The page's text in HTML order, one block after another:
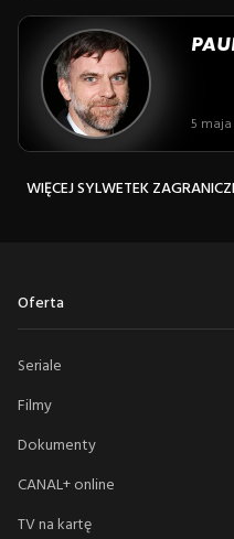
5
WIĘCEJ SYLWETEK
Oferta
Seriale
Filmy
Dokumenty
CANAL+ online
TV na kartę